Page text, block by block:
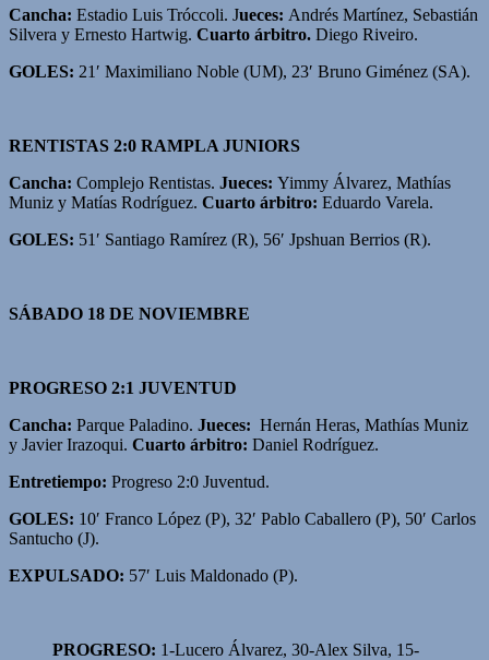
Cancha: Estadio Luis Tróccoli. Jueces: Andrés Martínez, Sebastián
Silvera y Ernesto Hartwig. Cuarto árbitro. Diego Riveiro.
GOLES: 21′ Maximiliano Noble (UM), 23′ Bruno Giménez (SA).
RENTISTAS 2:0 RAMPLA JUNIORS
Cancha: Complejo Rentistas. Jueces: Yimmy Álvarez, Mathías
Muniz y Matías Rodríguez. Cuarto árbitro: Eduardo Varela.
GOLES: 51′ Santiago Ramírez (R), 56′ Jpshuan Berrios (R).
SÁBADO 18 DE NOVIEMBRE
PROGRESO 2:1 JUVENTUD
Cancha: Parque Paladino. Jueces: Hernán Heras, Mathías Muniz
y Javier Irazoqui. Cuarto árbitro: Daniel Rodríguez.
Entretiempo: Progreso 2:0 Juventud.
GOLES: 10′ Franco López (P), 32′ Pablo Caballero (P), 50′ Carlos
Santucho (J).
EXPULSADO: 57′ Luis Maldonado (P).
PROGRESO: 1-Lucero Álvarez, 30-Alex Silva, 15-